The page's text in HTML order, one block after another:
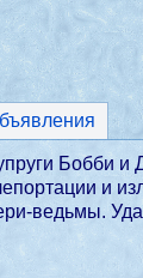
Бобби
и
ведьмы.